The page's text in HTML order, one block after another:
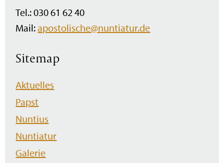
Tel.: 030 61 62 40
Mail:apostolische@nuntiatur.de
Sitemap
Navigation
überspringen
Aktuelles
Papst
Nuntius
Nuntiatur
Galerie